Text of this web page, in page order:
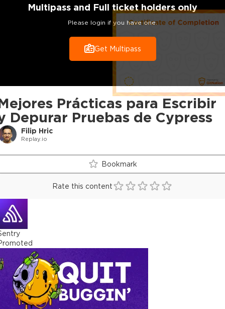
Prácticas para Escribir
Depurar Pruebas de Cypress
Filip Hric
Replay.io
Multipass and Full ticket holders only
Please login if you have one.
Get Multipass
Bookmark
Rate this content